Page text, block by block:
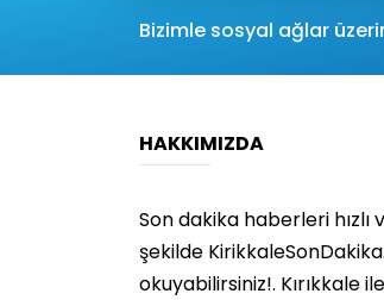
Bizimle sosyal ağlar
HAKKIMIZDA
Son dakika haberleri hızlı
şekilde
okuyabilirsiniz!. Kırıkkale